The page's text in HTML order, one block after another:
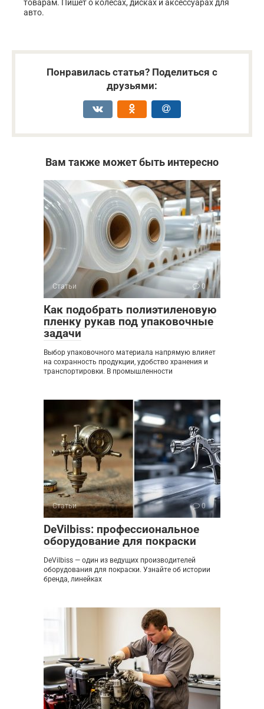
товарам. Пишет о колёсах, дисках и аксессуарах для
авто.
Понравилась статья? Поделиться с
друзьями:
Вам также может быть интересно
Статьи 0
Как подобрать полиэтиленовую
пленку рукав под упаковочные
задачи
Выбор упаковочного материала напрямую влияет
на сохранность продукции, удобство хранения и
транспортировки. В промышленности
Статьи 0
DeVilbiss: профессиональное
оборудование для покраски
DeVilbiss — один из ведущих производителей
оборудования для покраски. Узнайте об истории
бренда, линейках